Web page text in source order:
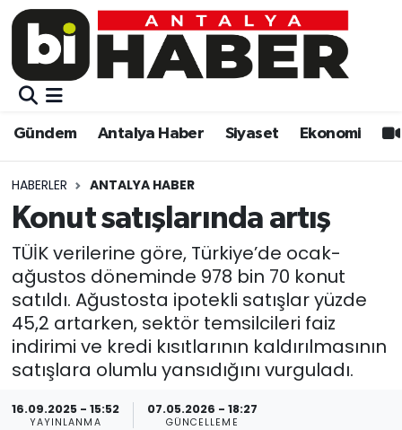
Gündem Antalya Haber Siyaset Ekonomi
HABERLER ANTALYA HABER
Konut satışlarında artış
TÜİK verilerine göre, Türkiye’de ocak-
ağustos döneminde 978 bin 70 konut
satıldı. Ağustosta ipotekli satışlar yüzde
45,2 artarken, sektör temsilcileri faiz
indirimi ve kredi kısıtlarının kaldırılmasının
satışlara olumlu yansıdığını vurguladı.
16.09.2025 - 15:52
YAYINLANMA
07.05.2026 - 18:27
GÜNCELLEME
Gündem
Siyaset
Ekonomi
Video
Eğitim
Kültür-sanat
Sağlık
Gündem
Siyaset
Eğitim
Ekonomi
Kültür-sanat
Sağlık
Spor
Muratpaşa Nöbetçi Eczaneler
Muratpaşa Trafik Yoğunluk Haritası
Süper Lig Puan Durumu ve Fikstür
Tüm Manşetler
Son Dakika Haberleri
Haber Arşivi